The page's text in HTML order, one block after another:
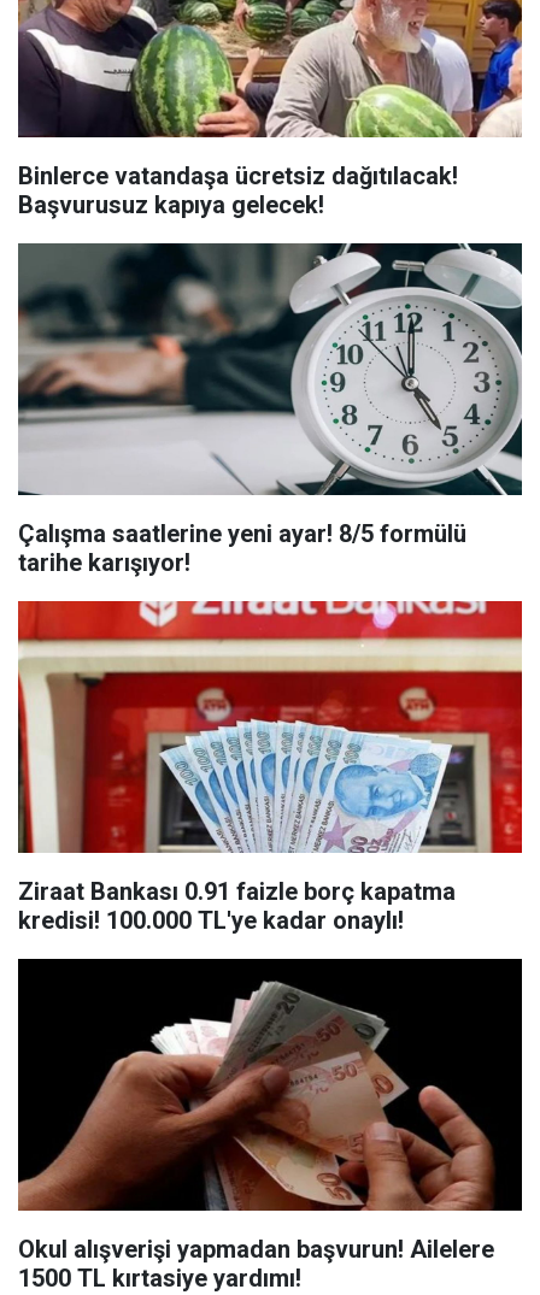
Binlerce vatandaşa ücretsiz dağıtılacak!
Başvurusuz kapıya gelecek!
Çalışma saatlerine yeni ayar! 8/5 formülü
tarihe karışıyor!
Ziraat Bankası 0.91 faizle borç kapatma
kredisi! 100.000 TL'ye kadar onaylı!
Okul alışverişi yapmadan başvurun! Ailelere
1500 TL kırtasiye yardımı!